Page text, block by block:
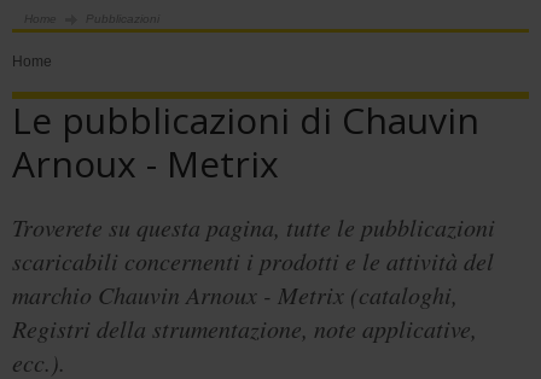
Home Pubblicazioni
Home
Le pubblicazioni di Chauvin
Arnoux - Metrix
Troverete su questa pagina, tutte le pubblicazioni
scaricabili concernenti i prodotti e le attività del
marchio Chauvin Arnoux - Metrix (cataloghi,
Registri della strumentazione, note applicative,
ecc.).